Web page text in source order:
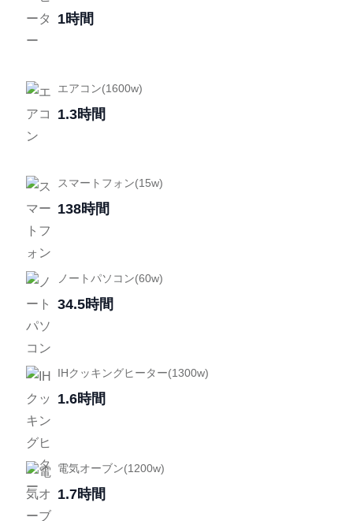
1時間
エアコン(1600w)
1.3時間
スマートフォン(15w)
138時間
ノートパソコン(60w)
34.5時間
IHクッキングヒーター(1300w)
1.6時間
電気オーブン(1200w)
1.7時間